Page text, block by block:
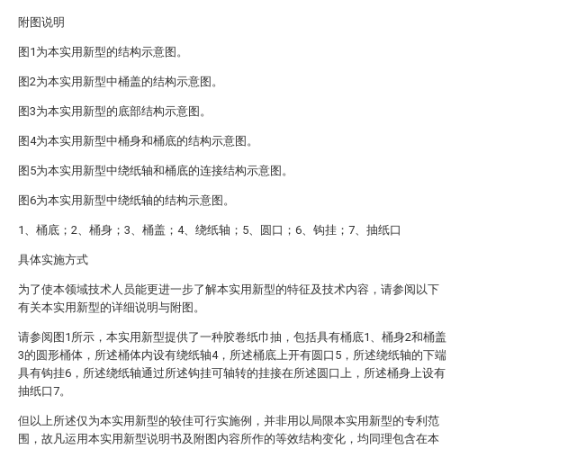
附图说明
图1为本实用新型的结构示意图。
图2为本实用新型中桶盖的结构示意图。
图3为本实用新型的底部结构示意图。
图4为本实用新型中桶身和桶底的结构示意图。
图5为本实用新型中绕纸轴和桶底的连接结构示意图。
图6为本实用新型中绕纸轴的结构示意图。
1、桶底；2、桶身；3、桶盖；4、绕纸轴；5、圆口；6、钩挂；7、抽纸口
具体实施方式
为了使本领域技术人员能更进一步了解本实用新型的特征及技术内容，请参阅以下
有关本实用新型的详细说明与附图。
请参阅图1所示，本实用新型提供了一种胶卷纸巾抽，包括具有桶底1、桶身2和桶盖
3的圆形桶体，所述桶体内设有绕纸轴4，所述桶底上开有圆口5，所述绕纸轴的下端
具有钩挂6，所述绕纸轴通过所述钩挂可轴转的挂接在所述圆口上，所述桶身上设有
抽纸口7。
但以上所述仅为本实用新型的较佳可行实施例，并非用以局限本实用新型的专利范
围，故凡运用本实用新型说明书及附图内容所作的等效结构变化，均同理包含在本